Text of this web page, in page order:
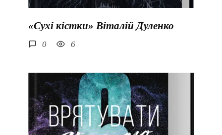
«Сухі кістки» Віталій Дуленко
0 6